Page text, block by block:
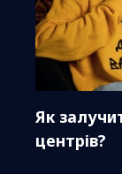
Як
центрів?